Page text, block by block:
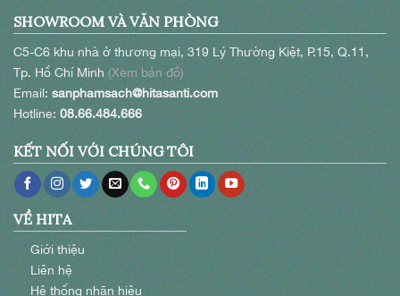
SHOWROOM VÀ VĂN PHÒNG
C5-C6 khu nhà ở thương mại, 319 Lý Thường Kiệt, P.15, Q.11,
Tp. Hồ Chí Minh(Xem bản đồ)
Email:sanphamsach@hitasanti.com
Hotline:08.66.484.666
KẾT NỐI VỚI CHÚNG TÔI
VỀ HITA
Giới thiệu
Liên hệ
Hệ thống nhãn hiệu